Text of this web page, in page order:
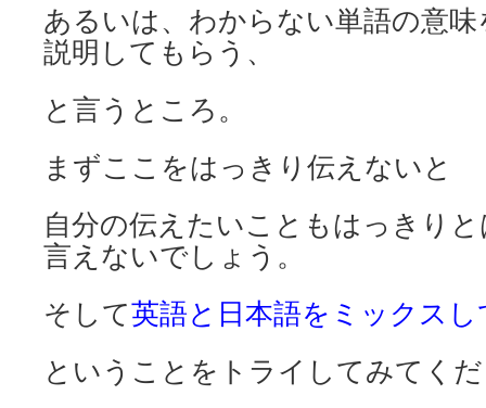
あるいは、わからない単語の意味
説明してもらう、
と言うところ。
まずここをはっきり伝えないと
自分の伝えたいこともはっきり
言えないでしょう。
そして英語と日本語をミックス
ということをトライしてみてく